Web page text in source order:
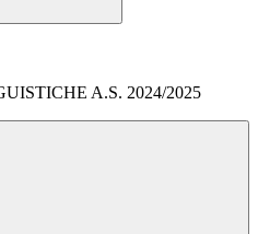
A.S. 2024/2025